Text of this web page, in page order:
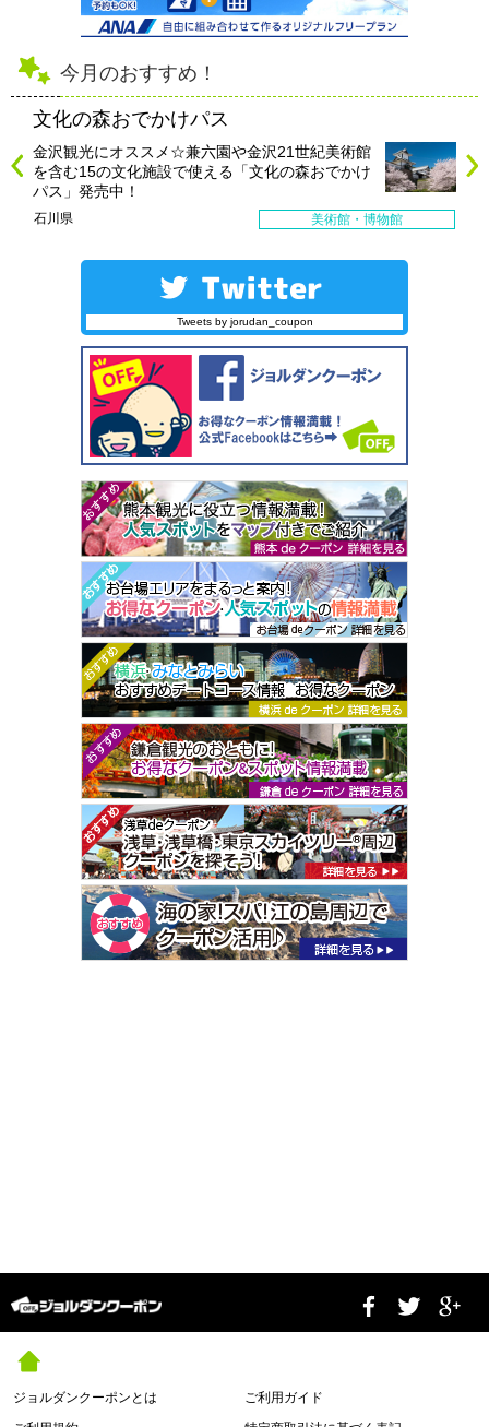
今月のおすすめ！
文化の森おでかけパス
金沢観光にオススメ☆兼六園や金沢21世紀美術館
を含む15の文化施設で使える「文化の森おでかけ
パス」発売中！
石川県 美術館・博物館
Tweets by jorudan_coupon
ジョルダンクーポンとは
ご利用ガイド